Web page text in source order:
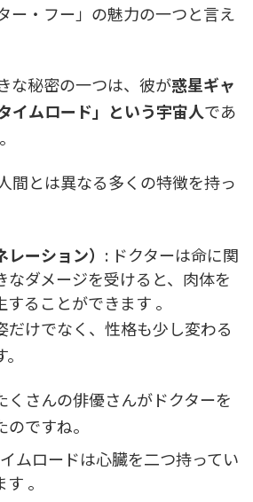
ー・フー」の魅力の一つと言え
な秘密の一つは、彼が惑星ギャ
イムロード」という宇宙人であ
間とは異なる多くの特徴を持っ
ーション） : ドクターは命に関
なダメージを受けると、肉体を
ることができます 。
だけでなく、性格も少し変わる
くさんの俳優さんがドクターを
ですね。
ムロードは心臓を二つ持ってい
。